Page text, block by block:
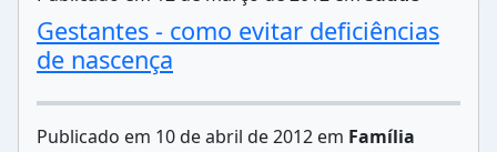
Gestantes - como evitar deficiências
de nascença
Publicado em 10 de abril de 2012 em Família